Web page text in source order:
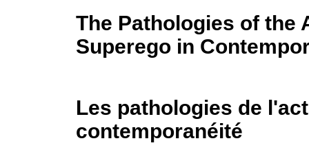
The Pathologies of the
Superego in
Les pathologies de
contemporanéité